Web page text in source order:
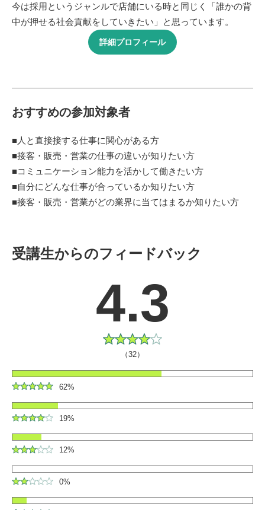
今は採用というジャンルで店舗にいる時と同じく「誰かの背
中が押せる社会貢献をしていきたい」と思っています。
詳細プロフィール
おすすめの参加対象者
■人と直接接する仕事に関心がある方
■接客・販売・営業の仕事の違いが知りたい方
■コミュニケーション能力を活かして働きたい方
■自分にどんな仕事が合っているか知りたい方
■接客・販売・営業がどの業界に当てはまるか知りたい方
受講生からのフィードバック
4.3
（32）
62%
19%
12%
0%